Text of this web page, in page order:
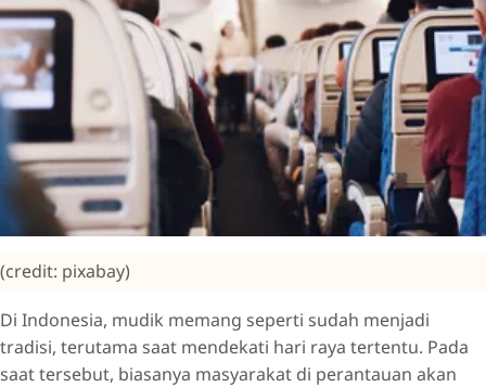
(credit: pixabay)
Di Indonesia, mudik memang seperti sudah menjadi
tradisi, terutama saat mendekati hari raya tertentu. Pada
saat tersebut, biasanya masyarakat di perantauan akan